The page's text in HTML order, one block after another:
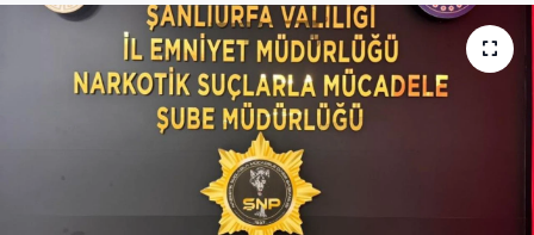
Otomobil
Oyun